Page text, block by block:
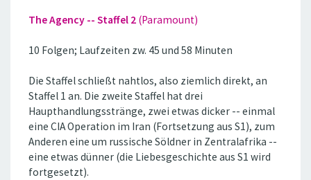
The Agency -- Staffel 2 (Paramount)
10 Folgen; Laufzeiten zw. 45 und 58 Minuten
Die Staffel schließt nahtlos, also ziemlich direkt, an
Staffel 1 an. Die zweite Staffel hat drei
Haupthandlungsstränge, zwei etwas dicker -- einmal
eine CIA Operation im Iran (Fortsetzung aus S1), zum
Anderen eine um russische Söldner in Zentralafrika --
eine etwas dünner (die Liebesgeschichte aus S1 wird
fortgesetzt).